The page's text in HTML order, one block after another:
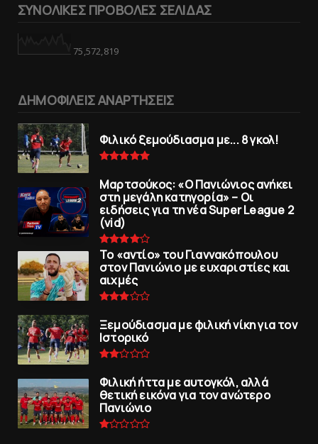
ΣΥΝΟΛΙΚΕΣ ΠΡΟΒΟΛΕΣ ΣΕΛΙΔΑΣ
75,572,819
ΔΗΜΟΦΙΛΕΙΣ ΑΝΑΡΤΗΣΕΙΣ
Φιλικό ξεμούδιασμα με... 8 γκολ!
Μαρτσούκος: «Ο Πανιώνιος ανήκει
στη μεγάλη κατηγορία» – Οι
ειδήσεις για τη νέα Super League 2
(vid)
To «αντίο» του Γιαννακόπουλου
στον Πανιώνιο με ευχαριστίες και
αιχμές
Ξεμούδιασμα με φιλική νίκη για τoν
Iστορικό
Φιλική ήττα με αυτογκόλ, αλλά
θετική εικόνα για τον ανώτερo
Πανιώνιo